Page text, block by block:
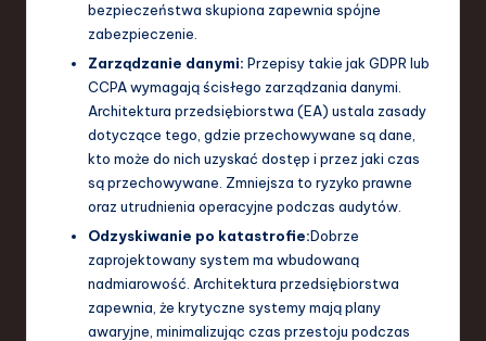
bezpieczeństwa skupiona zapewnia spójne
zabezpieczenie.
Zarządzanie danymi: Przepisy takie jak GDPR lub
CCPA wymagają ścisłego zarządzania danymi.
Architektura przedsiębiorstwa (EA) ustala zasady
dotyczące tego, gdzie przechowywane są dane,
kto może do nich uzyskać dostęp i przez jaki czas
są przechowywane. Zmniejsza to ryzyko prawne
oraz utrudnienia operacyjne podczas audytów.
Odzyskiwanie po katastrofie:Dobrze
zaprojektowany system ma wbudowaną
nadmiarowość. Architektura przedsiębiorstwa
zapewnia, że krytyczne systemy mają plany
awaryjne, minimalizując czas przestoju podczas